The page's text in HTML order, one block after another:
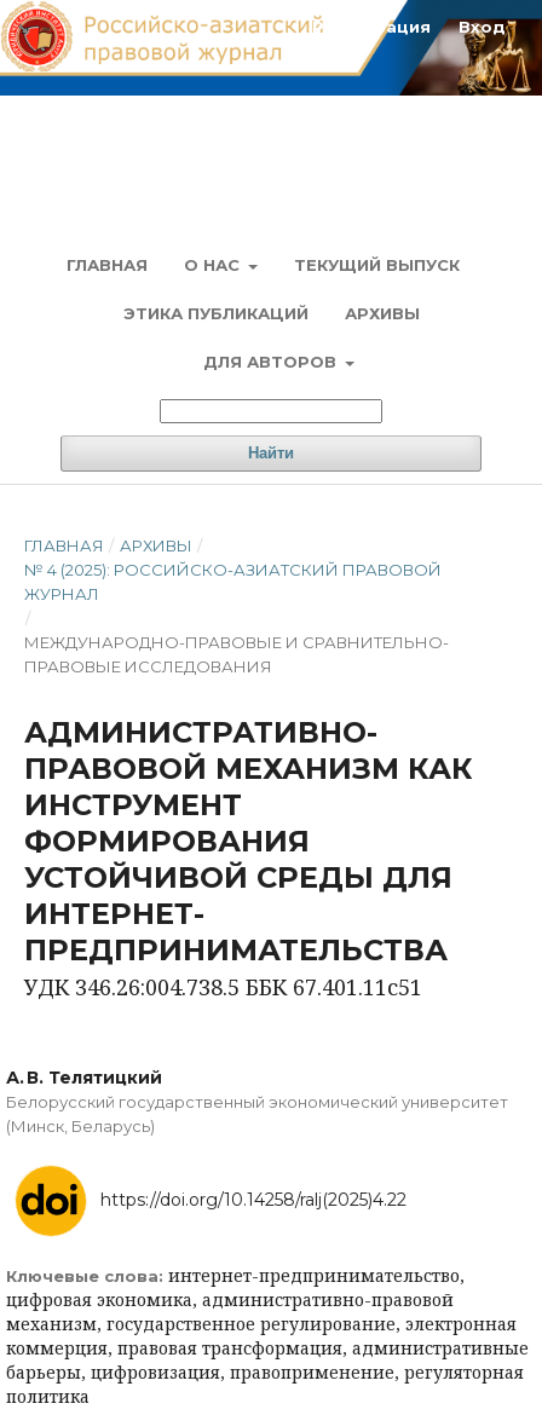
ГЛАВНАЯ О НАС ТЕКУЩИЙ ВЫПУСК
ЭТИКА ПУБЛИКАЦИЙ АРХИВЫ
ДЛЯ АВТОРОВ
Найти
Регистрация Вход
ГЛАВНАЯ / АРХИВЫ /
№ 4 (2025): РОССИЙСКО-АЗИАТСКИЙ ПРАВОВОЙ
ЖУРНАЛ
/
МЕЖДУНАРОДНО-ПРАВОВЫЕ И СРАВНИТЕЛЬНО-
ПРАВОВЫЕ ИССЛЕДОВАНИЯ
АДМИНИСТРАТИВНО-
ПРАВОВОЙ МЕХАНИЗМ КАК
ИНСТРУМЕНТ
ФОРМИРОВАНИЯ
УСТОЙЧИВОЙ СРЕДЫ ДЛЯ
ИНТЕРНЕТ-
ПРЕДПРИНИМАТЕЛЬСТВА
УДК 346.26:004.738.5 ББК 67.401.11с51
А. В. Телятицкий
Белорусский государственный экономический университет
(Минск, Беларусь)
https://doi.org/10.14258/ralj(2025)4.22
Ключевые слова: интернет-предпринимательство,
цифровая экономика, административно-правовой
механизм, государственное регулирование, электронная
коммерция, правовая трансформация, административные
барьеры, цифровизация, правоприменение, регуляторная
политика